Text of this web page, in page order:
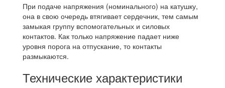
При подаче напряжения (номинального) на катушку,
она в свою очередь втягивает сердечник, тем самым
замыкая группу вспомогательных и силовых
контактов. Как только напряжение падает ниже
уровня порога на отпускание, то контакты
размыкаются.
Технические характеристики